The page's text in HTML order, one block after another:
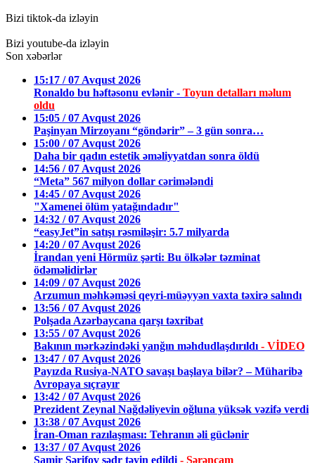
Bizi tiktok-da izləyin
Bizi youtube-da izləyin
Son xəbərlər
15:17 / 07 Avqust 2026
Ronaldo bu həftəsonu evlənir - Toyun detalları məlum
oldu
15:05 / 07 Avqust 2026
Paşinyan Mirzoyanı “göndərir” – 3 gün sonra…
15:00 / 07 Avqust 2026
Daha bir qadın estetik əməliyyatdan sonra öldü
14:56 / 07 Avqust 2026
“Meta” 567 milyon dollar cərimələndi
14:45 / 07 Avqust 2026
"Xamenei ölüm yatağındadır"
14:32 / 07 Avqust 2026
“easyJet”in satışı rəsmiləşir: 5.7 milyarda
14:20 / 07 Avqust 2026
İrandan yeni Hörmüz şərti: Bu ölkələr təzminat
ödəməlidirlər
14:09 / 07 Avqust 2026
Arzumun məhkəməsi qeyri-müəyyən vaxta təxirə salındı
13:56 / 07 Avqust 2026
Polşada Azərbaycana qarşı təxribat
13:55 / 07 Avqust 2026
Bakının mərkəzindəki yanğın məhdudlaşdırıldı - VİDEO
13:47 / 07 Avqust 2026
Payızda Rusiya-NATO savaşı başlaya bilər? – Müharibə
Avropaya sıçrayır
13:42 / 07 Avqust 2026
Prezident Zeynal Nağdəliyevin oğluna yüksək vəzifə verdi
13:38 / 07 Avqust 2026
İran-Oman razılaşması: Tehranın əli güclənir
13:37 / 07 Avqust 2026
Samir Şərifov sədr təyin edildi - Sərəncam